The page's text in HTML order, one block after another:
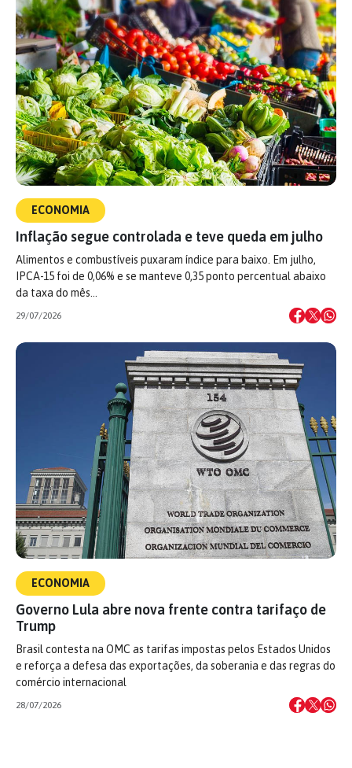
ECONOMIA
Inflação segue controlada e teve queda em julho
Alimentos e combustíveis puxaram índice para baixo. Em julho,
IPCA-15 foi de 0,06% e se manteve 0,35 ponto percentual abaixo
da taxa do mês…
29/07/2026
ECONOMIA
Governo Lula abre nova frente contra tarifaço de
Trump
Brasil contesta na OMC as tarifas impostas pelos Estados Unidos
e reforça a defesa das exportações, da soberania e das regras do
comércio internacional
28/07/2026